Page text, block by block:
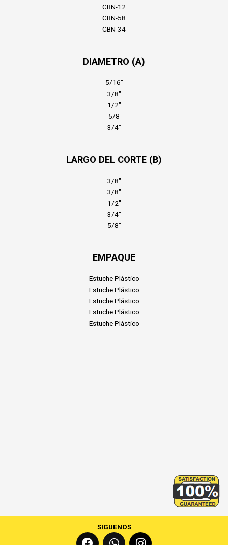
CBN-12
CBN-58
CBN-34
DIAMETRO (A)
5/16″
3/8″
1/2″
5/8
3/4”
LARGO DEL CORTE (B)
3/8″
3/8″
1/2″
3/4″
5/8″
EMPAQUE
Estuche Plástico
Estuche Plástico
Estuche Plástico
Estuche Plástico
Estuche Plástico
SIGUENOS
F
W
I